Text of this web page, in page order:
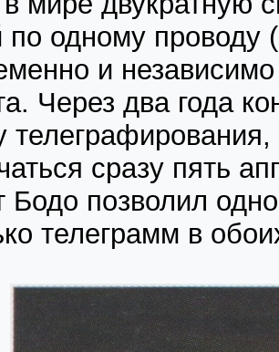
по одному
и
Через два года
сразу пять
Бодо позволил
телеграмм в